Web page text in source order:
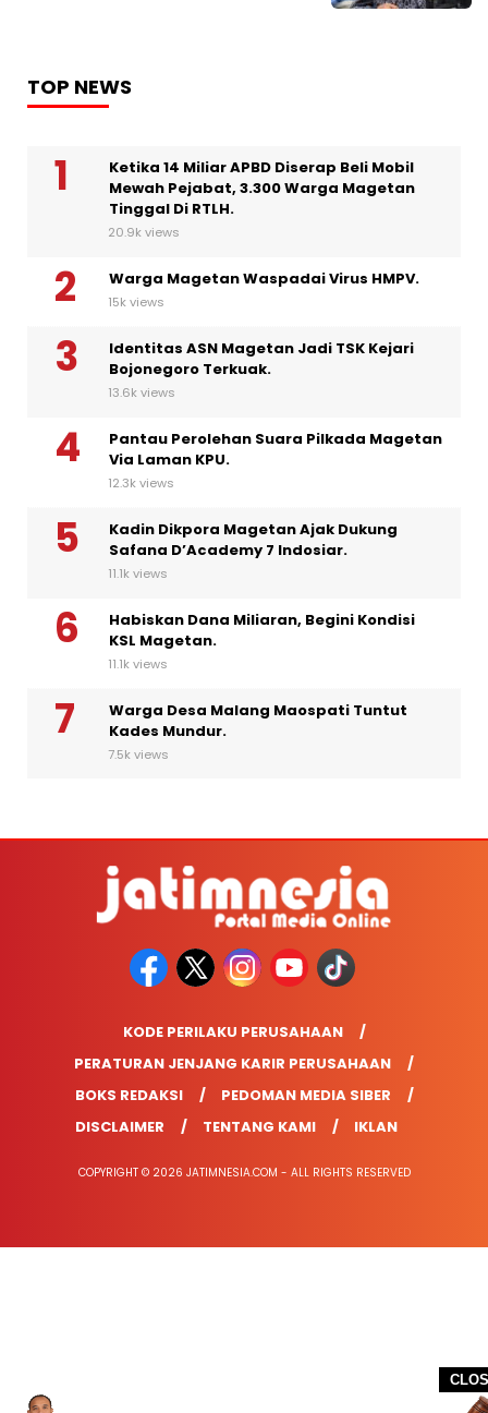
TOP NEWS
Ketika 14 Miliar APBD Diserap Beli Mobil
Mewah Pejabat, 3.300 Warga Magetan
Tinggal Di RTLH.
20.9k views
Warga Magetan Waspadai Virus HMPV.
15k views
Identitas ASN Magetan Jadi TSK Kejari
Bojonegoro Terkuak.
13.6k views
Pantau Perolehan Suara Pilkada Magetan
Via Laman KPU.
12.3k views
Kadin Dikpora Magetan Ajak Dukung
Safana D’Academy 7 Indosiar.
11.1k views
Habiskan Dana Miliaran, Begini Kondisi
KSL Magetan.
11.1k views
Warga Desa Malang Maospati Tuntut
Kades Mundur.
7.5k views
KODE PERILAKU PERUSAHAAN
PERATURAN JENJANG KARIR PERUSAHAAN
BOKS REDAKSI
PEDOMAN MEDIA SIBER
DISCLAIMER
TENTANG KAMI IKLAN
COPYRIGHT © 2026 JATIMNESIA.COM - ALL RIGHTS RESERVED